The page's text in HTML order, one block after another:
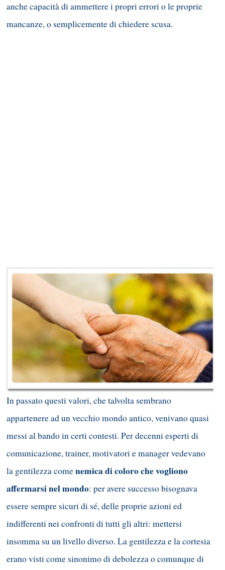
anche capacità di ammettere i propri errori o le proprie
mancanze, o semplicemente di chiedere scusa.
In passato questi valori, che talvolta sembrano
appartenere ad un vecchio mondo antico, venivano quasi
messi al bando in certi contesti. Per decenni esperti di
comunicazione, trainer, motivatori e manager vedevano
la gentilezza comenemica di coloro che vogliono
affermarsi nel mondo: per avere successo bisognava
essere sempre sicuri di sé, delle proprie azioni ed
indifferenti nei confronti di tutti gli altri: mettersi
insomma su un livello diverso. La gentilezza e la cortesia
erano visti come sinonimo di debolezza o comunque di